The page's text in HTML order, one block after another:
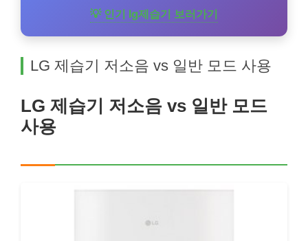
💡 인기 lg제습기 보러가기
LG 제습기 저소음 vs 일반 모드 사용
LG 제습기 저소음 vs 일반 모드
사용